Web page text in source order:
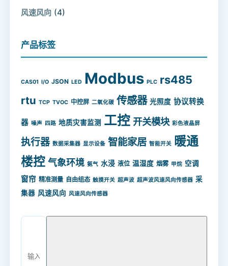
风速风向 (4)
产品标签
CAS01 I/O JSON LED Modbus PLC rs485
rtu TCP TVOC 中控屏 二氧化碳 传感器 光照度 协议转换
器 噪声 四路 地质灾害监测 工控 开关模块 彩色液晶屏
执行器 数据采集器 显示设备 智能家居 智能开关 暖通
楼控 气象环境 氨气 水浸 液位 温湿度 烟雾 甲烷 空调
窗帘 精准测量 自由组态 触摸开关 超声波 超声波风速风向传感器 采
集器 风速风向 风速风向传感器